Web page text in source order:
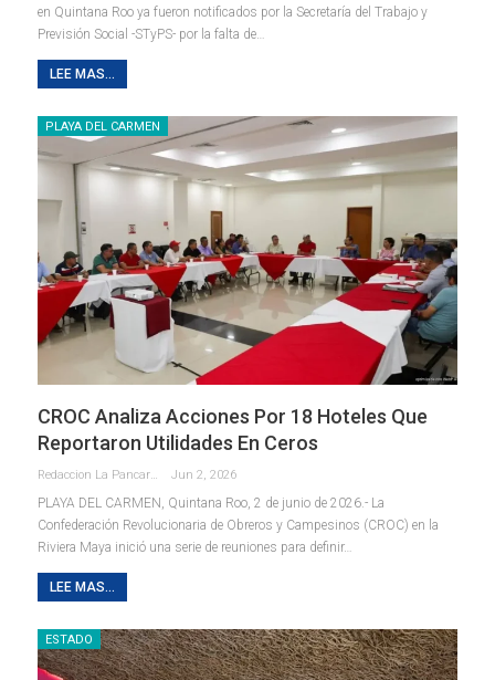
en Quintana Roo ya fueron notificados por la Secretaría del Trabajo y
Previsión Social -STyPS- por la falta de…
LEE MAS...
PLAYA DEL CARMEN
CROC Analiza Acciones Por 18 Hoteles Que
Reportaron Utilidades En Ceros
Redaccion La Pancarta De Quintana Roo Jun 2, 2026
PLAYA DEL CARMEN, Quintana Roo, 2 de junio de 2026.- La
Confederación Revolucionaria de Obreros y Campesinos (CROC) en la
Riviera Maya inició una serie de reuniones para definir…
LEE MAS...
ESTADO